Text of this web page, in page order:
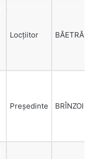
Locțiitor BĂETRĂU
Președinte BRÎNZOI